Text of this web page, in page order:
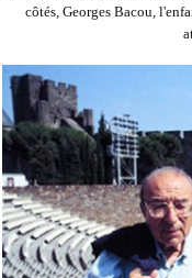
côtés, Georges Bacou,